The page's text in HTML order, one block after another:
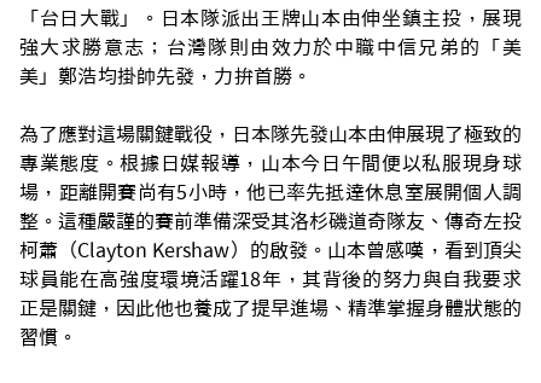
「台日大戰」。日本隊派出王牌山本由伸坐鎮主投，展現
強大求勝意志；台灣隊則由效力於中職中信兄弟的「美
美」鄭浩均掛帥先發，力拚首勝。
為了應對這場關鍵戰役，日本隊先發山本由伸展現了極致的
專業態度。根據日媒報導，山本今日午間便以私服現身球
場，距離開賽尚有5小時，他已率先抵達休息室展開個人調
整。這種嚴謹的賽前準備深受其洛杉磯道奇隊友、傳奇左投
柯蕭（Clayton Kershaw）的啟發。山本曾感嘆，看到頂尖
球員能在高強度環境活躍18年，其背後的努力與自我要求
正是關鍵，因此他也養成了提早進場、精準掌握身體狀態的
習慣。